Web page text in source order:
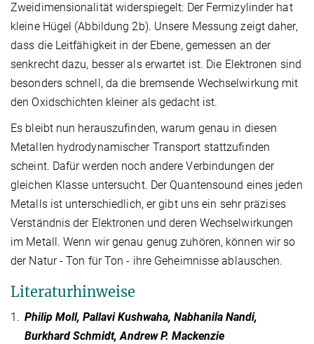
Zweidimensionalität widerspiegelt: Der Fermizylinder hat
kleine Hügel (Abbildung 2b). Unsere Messung zeigt daher,
dass die Leitfähigkeit in der Ebene, gemessen an der
senkrecht dazu, besser als erwartet ist. Die Elektronen sind
besonders schnell, da die bremsende Wechselwirkung mit
den Oxidschichten kleiner als gedacht ist.
Es bleibt nun herauszufinden, warum genau in diesen
Metallen hydrodynamischer Transport stattzufinden
scheint. Dafür werden noch andere Verbindungen der
gleichen Klasse untersucht. Der Quantensound eines jeden
Metalls ist unterschiedlich, er gibt uns ein sehr präzises
Verständnis der Elektronen und deren Wechselwirkungen
im Metall. Wenn wir genau genug zuhören, können wir so
der Natur - Ton für Ton - ihre Geheimnisse ablauschen.
Literaturhinweise
1. Philip Moll, Pallavi Kushwaha, Nabhanila Nandi,
Burkhard Schmidt, Andrew P. Mackenzie